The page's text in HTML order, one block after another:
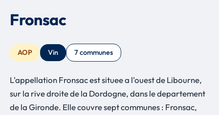
Fronsac
AOP Vin 7 communes
L'appellation Fronsac est situee a l'ouest de Libourne,
sur la rive droite de la Dordogne, dans le departement
de la Gironde. Elle couvre sept communes : Fronsac,